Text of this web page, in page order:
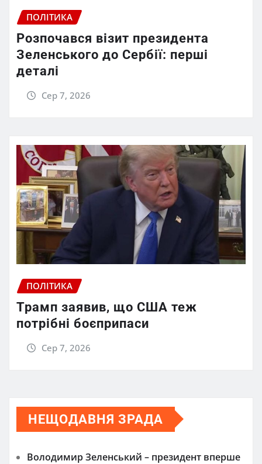
ПОЛІТИКА
Розпочався візит президента
Зеленського до Сербії: перші
деталі
Сер 7, 2026
ПОЛІТИКА
Трамп заявив, що США теж
потрібні боєприпаси
Сер 7, 2026
НЕЩОДАВНЯ ЗРАДА
Володимир Зеленський – президент вперше